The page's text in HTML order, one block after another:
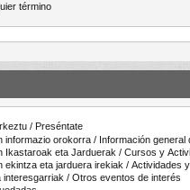
término